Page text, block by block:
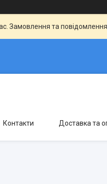
Замовлення та
Контакти Доставка та